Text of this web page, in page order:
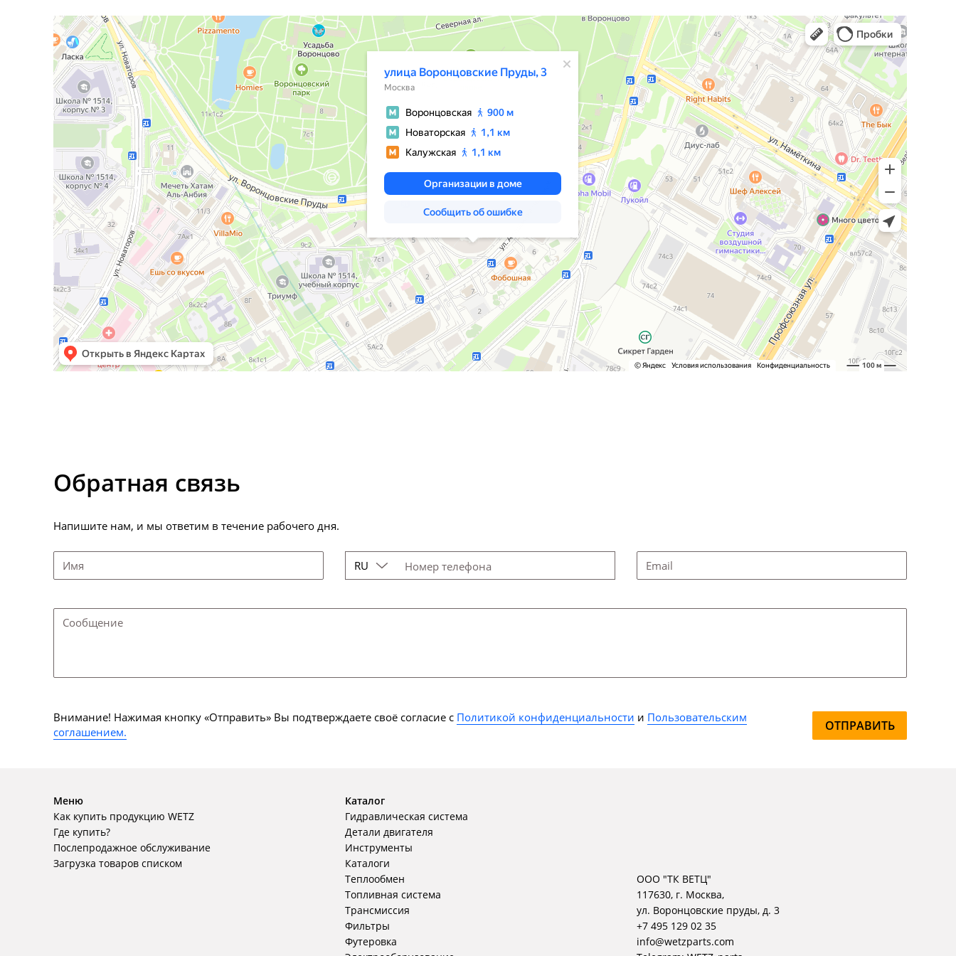
Москва
Улица Воронцовские Пруды, 3 — Яндекс Карты
Обратная связь
Напишите нам, и мы ответим в течение рабочего дня.
Имя RU Номер телефона Email
Сообщение
Внимание! Нажимая кнопку «Отправить» Вы подтверждаете своё согласие с Политикой конфиденциальности и Пользовательским
соглашением.
ОТПРАВИТЬ
Меню
Как купить продукцию WETZ
Где купить?
Послепродажное обслуживание
Загрузка товаров списком
Каталог
Гидравлическая система
Детали двигателя
Инструменты
Каталоги
Теплообмен
Топливная система
Трансмиссия
Фильтры
Футеровка
ООО "ТК ВЕТЦ"
117630, г. Москва,
ул. Воронцовские пруды, д. 3
+7 495 129 02 35
info@wetzparts.com